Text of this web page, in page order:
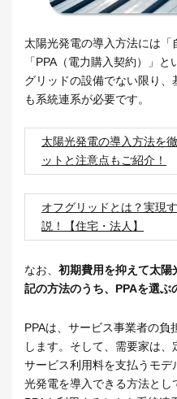
太陽光発電の導入方法には「
「PPA（電力購入契約）」
グリッドの設備でない限り
も系統連系が必要です。
太陽光発電の導入方法を
ットと注意点もご紹介！
オフグリッドとは？実現
説！【住宅・法人】
なお、 初期費用を抑えて太陽
記の方法のうち、PPAを選ぶ
PPAは、サービス事業者の
します。そして、需要家は
サービス利用料を支払うモ
光発電を導入できる方法とし